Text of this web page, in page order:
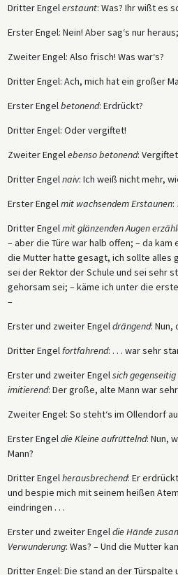
Dritter Engelerstaunt: Was? Ihr wißt es
Erster Engel: Nein! Aber sag‘s nur
Zweiter Engel: Also frisch! Was war‘s?
Dritter Engel: Ach, mich hat ein großer
Erster Engelbetonend: Erdrückt?
Dritter Engel: Oder vergiftet!
Zweiter Engelebenso betonend:
Dritter Engelnaiv: Ich weiß nicht mehr,
Erster Engelmit wachsendem Erstaunen:
Dritter Engelmit glänzenden Augen
– aber die Türe war halb offen; – da
die Mutter hatte gesagt, ich sollte alles
sei der Rektor der Schule und sei sehr
gehorsam sei; – käme ich unter die
–
Erster und zweiter Engeldrängend: Nun,
Dritter Engelfortfahrend: . . . war sehr
Erster und zweiter Engelsich
imitierend: Der große, alte Mann war
Zweiter Engel: So steht‘s im Ollendorf
Erster Engeldie Kleine aufrüttelnd: Nun,
Mann?
Dritter Engelherausbrechend: Er
und bespie mich mit seinem heißen
eindringen . . .
Erster und zweiter Engeldie Hände
Verwunderung: Was? – Und die Mutter
Dritter Engel: Die stand an der